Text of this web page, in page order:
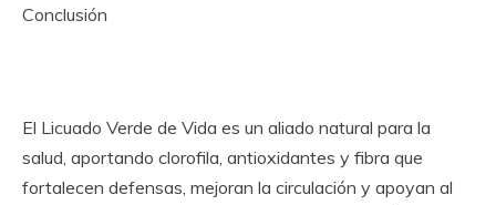
Conclusión
El Licuado Verde de Vida es un aliado natural para la
salud, aportando clorofila, antioxidantes y fibra que
fortalecen defensas, mejoran la circulación y apoyan al